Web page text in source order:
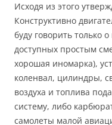
Исходя из этого
Конструктивно
буду говорить только
доступных простым
хорошая иномарка),
коленвал, цилиндры,
воздуха и топлива
систему, либо
самолеты малой